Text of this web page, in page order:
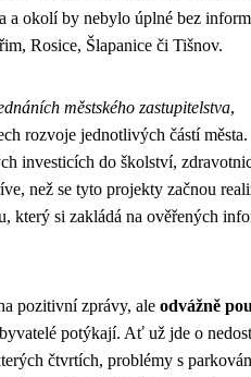
a okolí by nebylo úplné bez
Rosice, Šlapanice či Tišnov.
městského zastupitelstva,
rozvoje jednotlivých částí
investicích do školství,
než se tyto projekty začnou
který si zakládá na ověřených
pozitivní zprávy, ale odvážně
potýkají. Ať už jde o
čtvrtích, problémy s